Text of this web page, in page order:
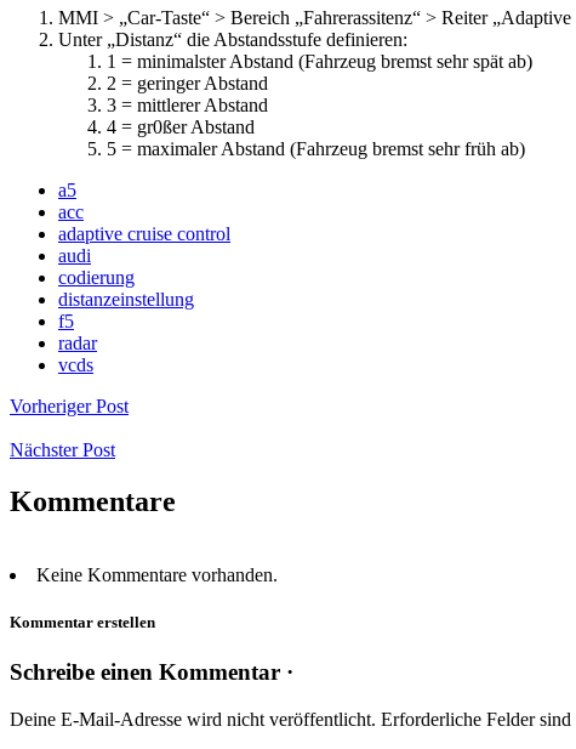
MMI > „Car-Taste“ > Bereich „Fahrerassitenz“ > Reiter
Unter „Distanz“ die Abstandsstufe definieren:
1 = minimalster Abstand (Fahrzeug bremst sehr spät ab)
2 = geringer Abstand
3 = mittlerer Abstand
4 = gr0ßer Abstand
5 = maximaler Abstand (Fahrzeug bremst sehr früh ab)
a5
acc
adaptive cruise control
audi
codierung
distanzeinstellung
f5
radar
vcds
Vorheriger Post
Nächster Post
Kommentare
Keine Kommentare vorhanden.
Kommentar erstellen
Schreibe einen Kommentar ·
Deine E-Mail-Adresse wird nicht veröffentlicht. Erforderliche Felder sind